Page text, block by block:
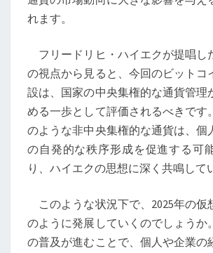
想
通
貨
市
場
の
未
れます。
フリードリヒ・ハイエクが提唱し
の視点から見ると、今回のビットコ
設は、国家の中央集権的な通貨管理
める一歩として評価されるべきです
のような非中央集権的な通貨は、個
の自発的な秩序形成を促進する可
り、ハイエクの思想に深く共鳴して
このような状況下で、2025年の仮
のように発展していくのでしょうか
の普及が進むことで、個人や企業の